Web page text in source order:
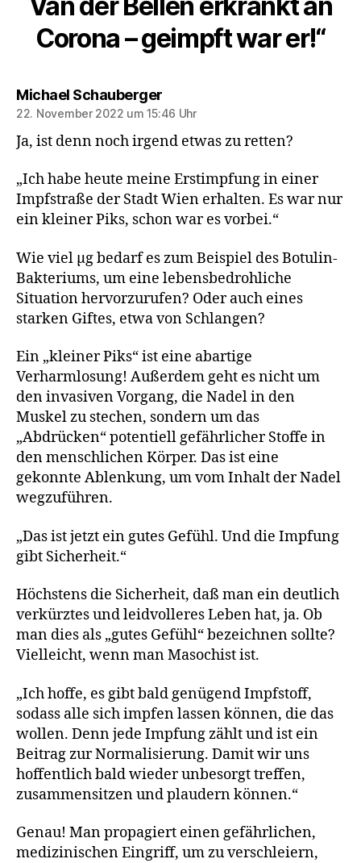
Corona – geimpft war er!“
Michael Schaubergersagt:
22. November 2022 um 15:46 Uhr
Ja, ist denn noch irgend etwas zu retten?
„Ich habe heute meine Erstimpfung in einer
Impfstraße der Stadt Wien erhalten. Es war nur
ein kleiner Piks, schon war es vorbei.“
Wie viel µg bedarf es zum Beispiel des Botulin-
Bakteriums, um eine lebensbedrohliche
Situation hervorzurufen? Oder auch eines
starken Giftes, etwa von Schlangen?
Ein „kleiner Piks“ ist eine abartige
Verharmlosung! Außerdem geht es nicht um
den invasiven Vorgang, die Nadel in den
Muskel zu stechen, sondern um das
„Abdrücken“ potentiell gefährlicher Stoffe in
den menschlichen Körper. Das ist eine
gekonnte Ablenkung, um vom Inhalt der Nadel
wegzuführen.
„Das ist jetzt ein gutes Gefühl. Und die Impfung
gibt Sicherheit.“
Höchstens die Sicherheit, daß man ein deutlich
verkürztes und leidvolleres Leben hat, ja. Ob
man dies als „gutes Gefühl“ bezeichnen sollte?
Vielleicht, wenn man Masochist ist.
„Ich hoffe, es gibt bald genügend Impfstoff,
sodass alle sich impfen lassen können, die das
wollen. Denn jede Impfung zählt und ist ein
Beitrag zur Normalisierung. Damit wir uns
hoffentlich bald wieder unbesorgt treffen,
zusammensitzen und plaudern können.“
Genau! Man propagiert einen gefährlichen,
medizinischen Eingriff, um zu verschleiern,